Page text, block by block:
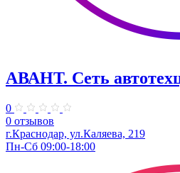
АВАНТ. ​Сеть
0
0 отзывов
г.Краснодар, ул.Каляева, 219
Пн-Сб 09:00-18:00